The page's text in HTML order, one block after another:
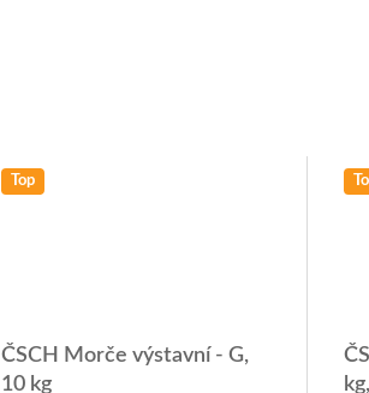
Top
ČSCH Morče výstavní - G,
10 kg